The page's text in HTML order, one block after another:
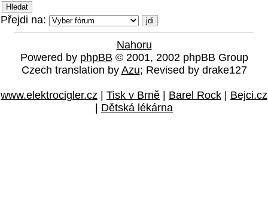
Přejdi na:
Nahoru
Powered by phpBB © 2001, 2002 phpBB Group
Czech translation by Azu; Revised by drake127
www.elektrocigler.cz Tisk v Brně Barel Rock
Bejci.cz
Dětská lékárna